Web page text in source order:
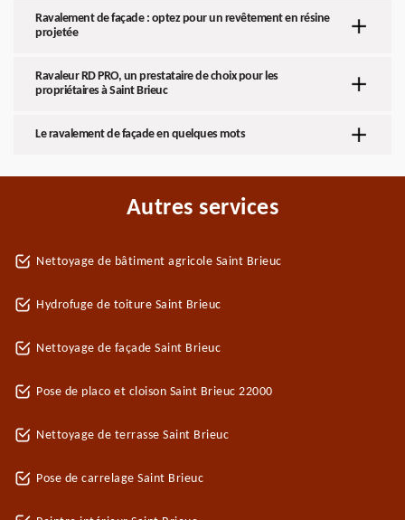
Ravalement de façade : optez pour un revêtement en résine
projetée
Ravaleur RD PRO, un prestataire de choix pour les
propriétaires à Saint Brieuc
Le ravalement de façade en quelques mots
Autres services
Nettoyage de bâtiment agricole Saint Brieuc
Hydrofuge de toiture Saint Brieuc
Nettoyage de façade Saint Brieuc
Pose de placo et cloison Saint Brieuc 22000
Nettoyage de terrasse Saint Brieuc
Pose de carrelage Saint Brieuc